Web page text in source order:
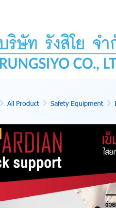
All Product Safety Equipment